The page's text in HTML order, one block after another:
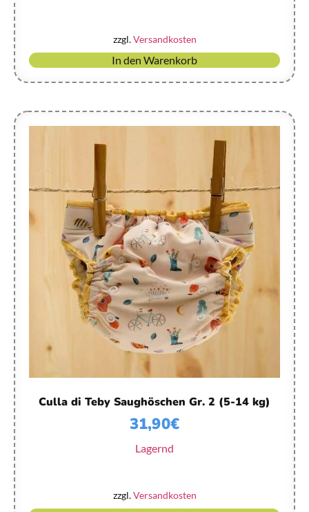
zzgl.Versandkosten
In den Warenkorb
Culla di Teby Saughöschen Gr. 2 (5-14 kg)
31,90€
Lagernd
zzgl.Versandkosten